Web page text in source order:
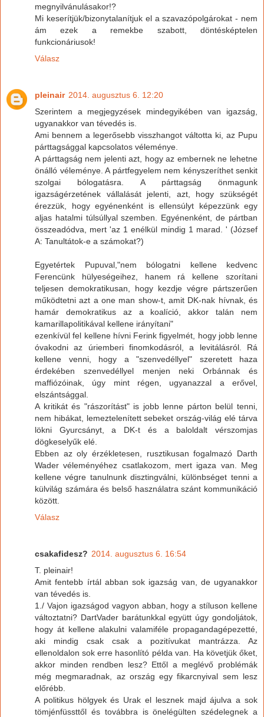
megnyilvánulásakor!?
Mi keserítjük/bizonytalanítjuk el a szavazópolgárokat - nem
ám ezek a remekbe szabott, döntésképtelen
funkcionáriusok!
Válasz
pleinair 2014. augusztus 6. 12:20
Szerintem a megjegyzések mindegyikében van igazság,
ugyanakkor van tévedés is.
Ami bennem a legerősebb visszhangot váltotta ki, az Pupu
párttagsággal kapcsolatos véleménye.
A párttagság nem jelenti azt, hogy az embernek ne lehetne
önálló véleménye. A pártfegyelem nem kényszeríthet senkit
szolgai bólogatásra. A párttagság önmagunk
igazságérzetének vállalását jelenti, azt, hogy szükségét
érezzük, hogy egyénenként is ellensúlyt képezzünk egy
aljas hatalmi túlsúllyal szemben. Egyénenként, de pártban
összeadódva, mert 'az 1 enélkül mindig 1 marad. ' (József
A: Tanultátok-e a számokat?)
Egyetértek Pupuval,"nem bólogatni kellene kedvenc
Ferencünk hülyeségeihez, hanem rá kellene szorítani
teljesen demokratikusan, hogy kezdje végre pártszerűen
működtetni azt a one man show-t, amit DK-nak hívnak, és
hamár demokratikus az a koalíció, akkor talán nem
kamarillapolitikával kellene irányítani"
ezenkívül fel kellene hívni Ferink figyelmét, hogy jobb lenne
óvakodni az úriemberi finomkodásról, a levitálásról. Rá
kellene venni, hogy a "szenvedéllyel" szeretett haza
érdekében szenvedéllyel menjen neki Orbánnak és
maffiózóinak, úgy mint régen, ugyanazzal a erővel,
elszántsággal.
A kritikát és "rászorítást" is jobb lenne párton belül tenni,
nem hibákat, lemeztelenített sebeket ország-világ elé tárva
lökni Gyurcsányt, a DK-t és a baloldalt vérszomjas
dögkeselyűk elé.
Ebben az oly érzékletesen, rusztikusan fogalmazó Darth
Wader véleményéhez csatlakozom, mert igaza van. Meg
kellene végre tanulnunk disztingválni, különbséget tenni a
külvilág számára és belső használatra szánt kommunikáció
között.
Válasz
csakafidesz? 2014. augusztus 6. 16:54
T. pleinair!
Amit fentebb írtál abban sok igazság van, de ugyanakkor
van tévedés is.
1./ Vajon igazságod vagyon abban, hogy a stíluson kellene
változtatni? DartVader barátunkkal együtt úgy gondoljátok,
hogy át kellene alakulni valamiféle propagandagépezetté,
aki mindig csak csak a pozitívukat mantrázza. Az
ellenoldalon sok erre hasonlító példa van. Ha követjük őket,
akkor minden rendben lesz? Ettől a meglévő problémák
még megmaradnak, az ország egy fikarcnyival sem lesz
előrébb.
A politikus hölgyek és Urak el lesznek majd ájulva a sok
tömjénfüssttől és továbbra is önelégülten szédelegnek a